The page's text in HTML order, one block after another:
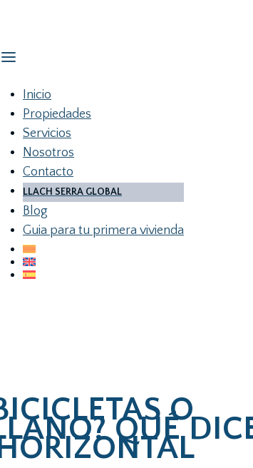
Inicio
Propiedades
Servicios
Nosotros
Contacto
LLACH SERRA GLOBAL
Blog
Guia para tu primera vivienda
O
QUÉ